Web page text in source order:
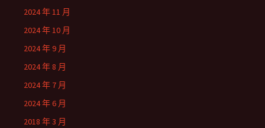
2024 年 11 月
2024 年 10 月
2024 年 9 月
2024 年 8 月
2024 年 7 月
2024 年 6 月
2018 年 3 月